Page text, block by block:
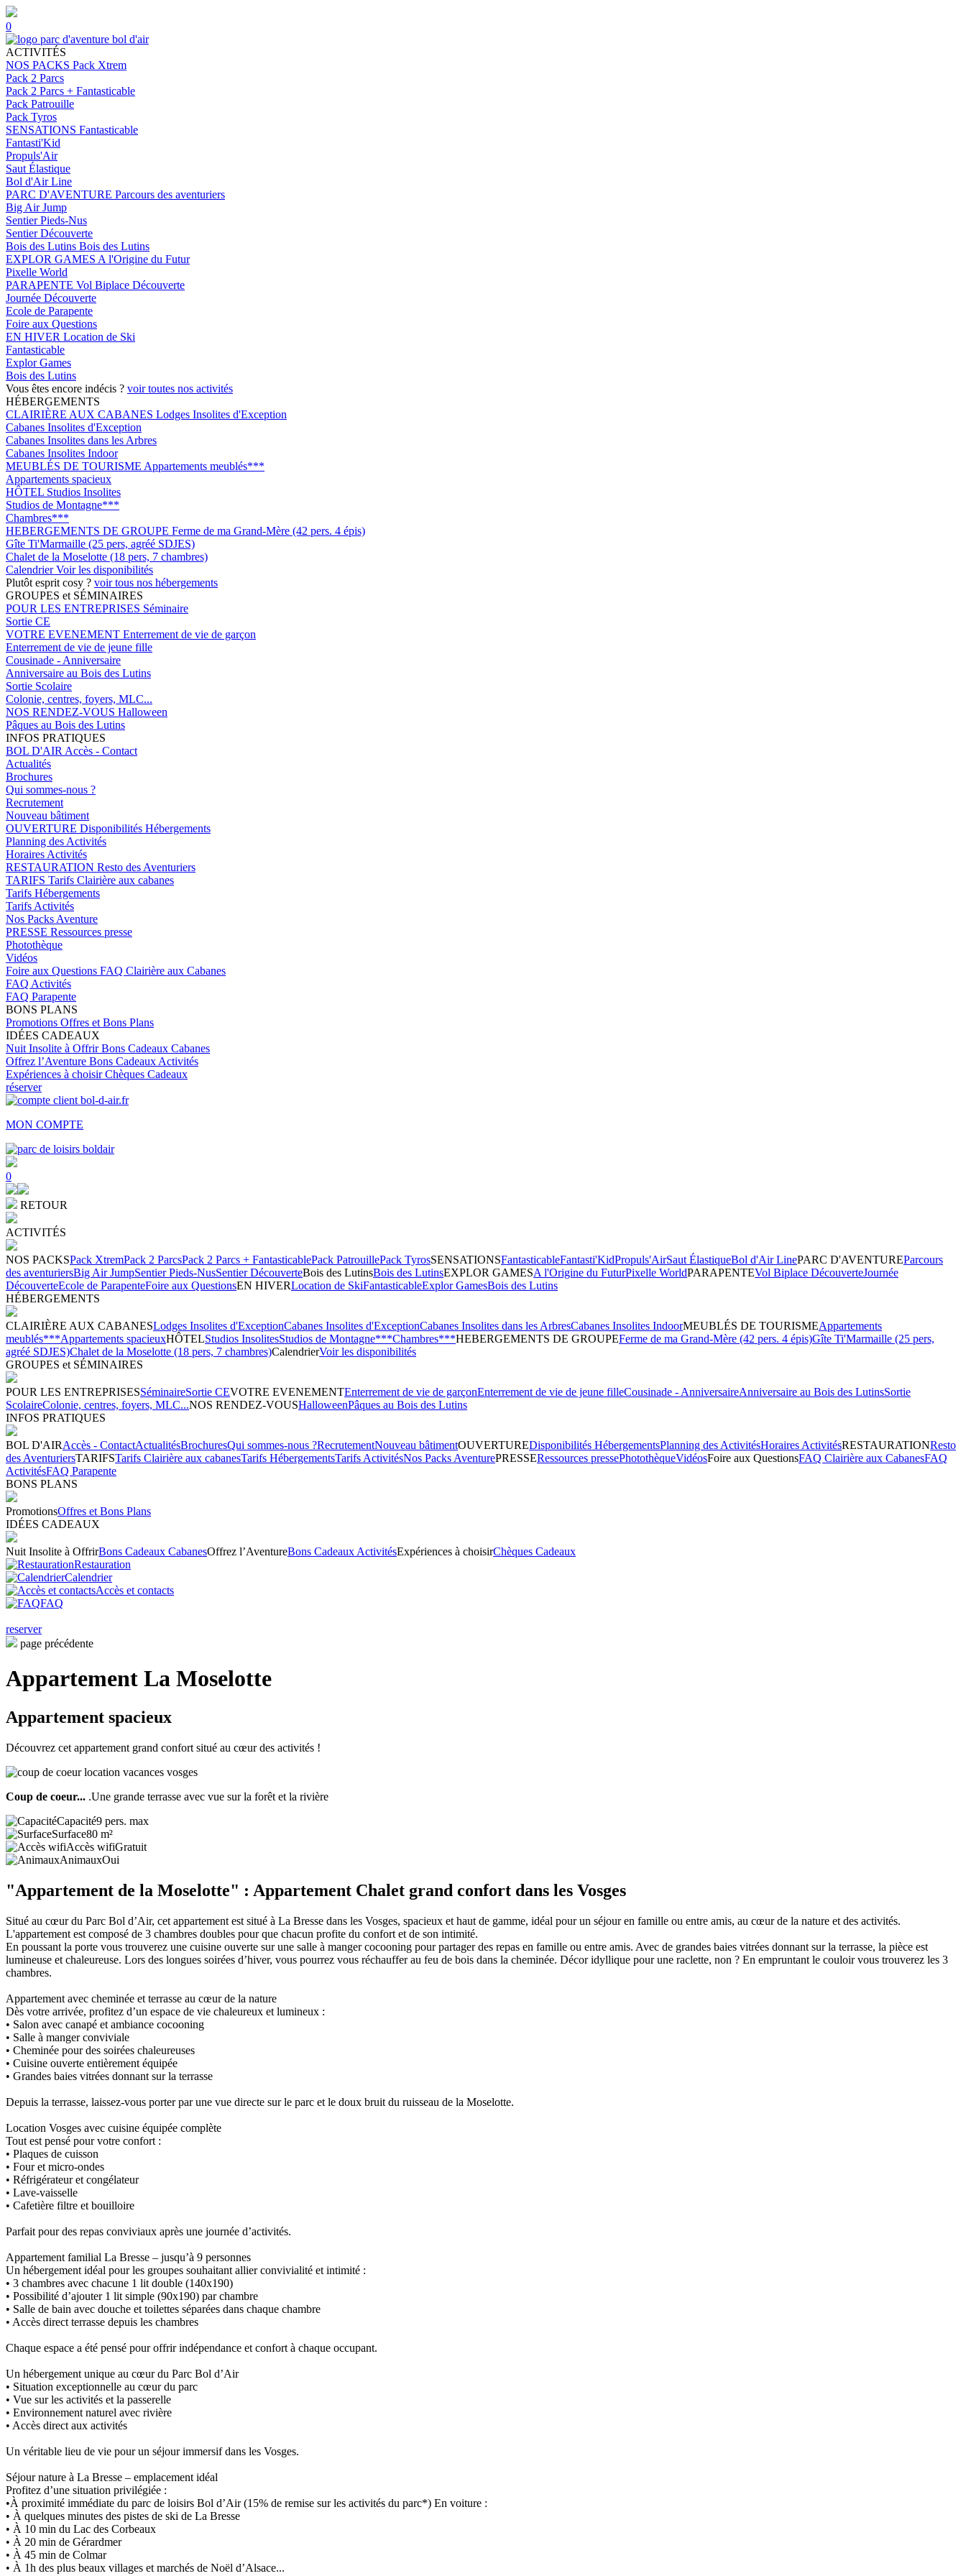
0
ACTIVITÉS
NOS PACKS Pack Xtrem
Pack 2 Parcs
Pack 2 Parcs + Fantasticable
Pack Patrouille
Pack Tyros
SENSATIONS Fantasticable
Fantasti'Kid
Propuls'Air
Saut Élastique
Bol d'Air Line
PARC D'AVENTURE Parcours des aventuriers
Big Air Jump
Sentier Pieds-Nus
Sentier Découverte
Bois des Lutins Bois des Lutins
EXPLOR GAMES A l'Origine du Futur
Pixelle World
PARAPENTE Vol Biplace Découverte
Journée Découverte
Ecole de Parapente
Foire aux Questions
EN HIVER Location de Ski
Fantasticable
Explor Games
Bois des Lutins
Vous êtes encore indécis ? voir toutes nos activités
HÉBERGEMENTS
CLAIRIÈRE AUX CABANES Lodges Insolites d'Exception
Cabanes Insolites d'Exception
Cabanes Insolites dans les Arbres
Cabanes Insolites Indoor
MEUBLÉS DE TOURISME Appartements meublés***
Appartements spacieux
HÔTEL Studios Insolites
Studios de Montagne***
Chambres***
HEBERGEMENTS DE GROUPE Ferme de ma Grand-Mère (42 pers. 4 épis)
Gîte Ti'Marmaille (25 pers, agréé SDJES)
Chalet de la Moselotte (18 pers, 7 chambres)
CalendrierVoir les disponibilités
Plutôt esprit cosy ? voir tous nos hébergements
GROUPES et SÉMINAIRES
POUR LES ENTREPRISES Séminaire
Sortie CE
VOTRE EVENEMENT Enterrement de vie de garçon
Enterrement de vie de jeune fille
Cousinade - Anniversaire
Anniversaire au Bois des Lutins
Sortie Scolaire
Colonie, centres, foyers, MLC...
NOS RENDEZ-VOUS Halloween
Pâques au Bois des Lutins
INFOS PRATIQUES
BOL D'AIR Accès - Contact
Actualités
Brochures
Qui sommes-nous ?
Recrutement
Nouveau bâtiment
OUVERTURE Disponibilités Hébergements
Planning des Activités
Horaires Activités
RESTAURATION Resto des Aventuriers
TARIFS Tarifs Clairière aux cabanes
Tarifs Hébergements
Tarifs Activités
Nos Packs Aventure
PRESSE Ressources presse
Photothèque
Vidéos
Foire aux Questions FAQ Clairière aux Cabanes
FAQ Activités
FAQ Parapente
BONS PLANS
Promotions Offres et Bons Plans
IDÉES CADEAUX
Nuit Insolite à OffrirBons Cadeaux Cabanes
Offrez l’Aventure Bons Cadeaux Activités
Expériences à choisirChèques Cadeaux
réserver
MON COMPTE
0
RETOUR
ACTIVITÉS
NOS PACKSPack XtremPack 2 ParcsPack 2 Parcs + FantasticablePack PatrouillePack TyrosSENSATIONSFantasticableFantasti'KidPropuls'AirSaut ÉlastiqueBol d'Air LinePARC D'AVENTUREParcours
des aventuriersBig Air JumpSentier Pieds-NusSentier DécouverteBois des LutinsBois des LutinsEXPLOR GAMESA l'Origine du FuturPixelle WorldPARAPENTEVol Biplace DécouverteJournée
DécouverteEcole de ParapenteFoire aux QuestionsEN HIVERLocation de SkiFantasticableExplor GamesBois des Lutins
HÉBERGEMENTS
CLAIRIÈRE AUX CABANESLodges Insolites d'ExceptionCabanes Insolites d'ExceptionCabanes Insolites dans les ArbresCabanes Insolites IndoorMEUBLÉS DE TOURISMEAppartements
meublés***Appartements spacieuxHÔTELStudios InsolitesStudios de Montagne***Chambres***HEBERGEMENTS DE GROUPEFerme de ma Grand-Mère (42 pers. 4 épis)Gîte Ti'Marmaille (25 pers,
agréé SDJES)Chalet de la Moselotte (18 pers, 7 chambres)CalendrierVoir les disponibilités
GROUPES et SÉMINAIRES
POUR LES ENTREPRISESSéminaireSortie CEVOTRE EVENEMENTEnterrement de vie de garçonEnterrement de vie de jeune filleCousinade - AnniversaireAnniversaire au Bois des LutinsSortie
ScolaireColonie, centres, foyers, MLC...NOS RENDEZ-VOUSHalloweenPâques au Bois des Lutins
INFOS PRATIQUES
BOL D'AIRAccès - ContactActualitésBrochuresQui sommes-nous ?RecrutementNouveau bâtimentOUVERTUREDisponibilités HébergementsPlanning des ActivitésHoraires ActivitésRESTAURATIONResto
des AventuriersTARIFSTarifs Clairière aux cabanesTarifs HébergementsTarifs ActivitésNos Packs AventurePRESSERessources pressePhotothèqueVidéosFoire aux QuestionsFAQ Clairière aux CabanesFAQ
ActivitésFAQ Parapente
BONS PLANS
PromotionsOffres et Bons Plans
IDÉES CADEAUX
Nuit Insolite à OffrirBons Cadeaux CabanesOffrez l’AventureBons Cadeaux ActivitésExpériences à choisirChèques Cadeaux
Restauration
Calendrier
Accès et contacts
FAQ
reserver
page précédente
Appartement La Moselotte
Appartement spacieux
Découvrez cet appartement grand confort situé au cœur des activités !
Coup de coeur... .Une grande terrasse avec vue sur la forêt et la rivière
Capacité9 pers. max
Surface80 m²
Accès wifiGratuit
AnimauxOui
"Appartement de la Moselotte" : Appartement Chalet grand confort dans les Vosges
Situé au cœur du Parc Bol d’Air, cet appartement est situé à La Bresse dans les Vosges, spacieux et haut de gamme, idéal pour un séjour en famille ou entre amis, au cœur de la nature et des activités.
L'appartement est composé de 3 chambres doubles pour que chacun profite du confort et de son intimité.
En poussant la porte vous trouverez une cuisine ouverte sur une salle à manger cocooning pour partager des repas en famille ou entre amis. Avec de grandes baies vitrées donnant sur la terrasse, la pièce est
lumineuse et chaleureuse. Lors des longues soirées d’hiver, vous pourrez vous réchauffer au feu de bois dans la cheminée. Décor idyllique pour une raclette, non ? En empruntant le couloir vous trouverez les 3
chambres.
Appartement avec cheminée et terrasse au cœur de la nature
Dès votre arrivée, profitez d’un espace de vie chaleureux et lumineux :
• Salon avec canapé et ambiance cocooning
• Salle à manger conviviale
• Cheminée pour des soirées chaleureuses
• Cuisine ouverte entièrement équipée
• Grandes baies vitrées donnant sur la terrasse
Depuis la terrasse, laissez-vous porter par une vue directe sur le parc et le doux bruit du ruisseau de la Moselotte.
Location Vosges avec cuisine équipée complète
Tout est pensé pour votre confort :
• Plaques de cuisson
• Four et micro-ondes
• Réfrigérateur et congélateur
• Lave-vaisselle
• Cafetière filtre et bouilloire
Parfait pour des repas conviviaux après une journée d’activités.
Appartement familial La Bresse – jusqu’à 9 personnes
Un hébergement idéal pour les groupes souhaitant allier convivialité et intimité :
• 3 chambres avec chacune 1 lit double (140x190)
• Possibilité d’ajouter 1 lit simple (90x190) par chambre
• Salle de bain avec douche et toilettes séparées dans chaque chambre
• Accès direct terrasse depuis les chambres
Chaque espace a été pensé pour offrir indépendance et confort à chaque occupant.
Un hébergement unique au cœur du Parc Bol d’Air
• Situation exceptionnelle au cœur du parc
• Vue sur les activités et la passerelle
• Environnement naturel avec rivière
• Accès direct aux activités
Un véritable lieu de vie pour un séjour immersif dans les Vosges.
Séjour nature à La Bresse – emplacement idéal
Profitez d’une situation privilégiée :
•À proximité immédiate du parc de loisirs Bol d’Air(15% de remise sur les activités du parc*) En voiture :
• À quelques minutes des pistes de ski de La Bresse
• À 10 min du Lac des Corbeaux
• À 20 min de Gérardmer
• À 45 min de Colmar
• À 1h des plus beaux villages et marchés de Noël d’Alsace...